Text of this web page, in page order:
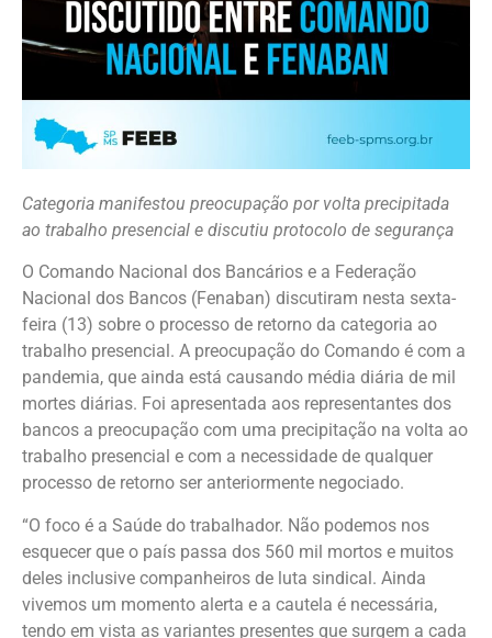
Categoria manifestou preocupação por volta precipitada
ao trabalho presencial e discutiu protocolo de segurança
O Comando Nacional dos Bancários e a Federação
Nacional dos Bancos (Fenaban) discutiram nesta sexta-
feira (13) sobre o processo de retorno da categoria ao
trabalho presencial. A preocupação do Comando é com a
pandemia, que ainda está causando média diária de mil
mortes diárias. Foi apresentada aos representantes dos
bancos a preocupação com uma precipitação na volta ao
trabalho presencial e com a necessidade de qualquer
processo de retorno ser anteriormente negociado.
“O foco é a Saúde do trabalhador. Não podemos nos
esquecer que o país passa dos 560 mil mortos e muitos
deles inclusive companheiros de luta sindical. Ainda
vivemos um momento alerta e a cautela é necessária,
tendo em vista as variantes presentes que surgem a cada